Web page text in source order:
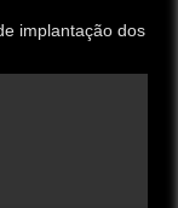
implantação dos